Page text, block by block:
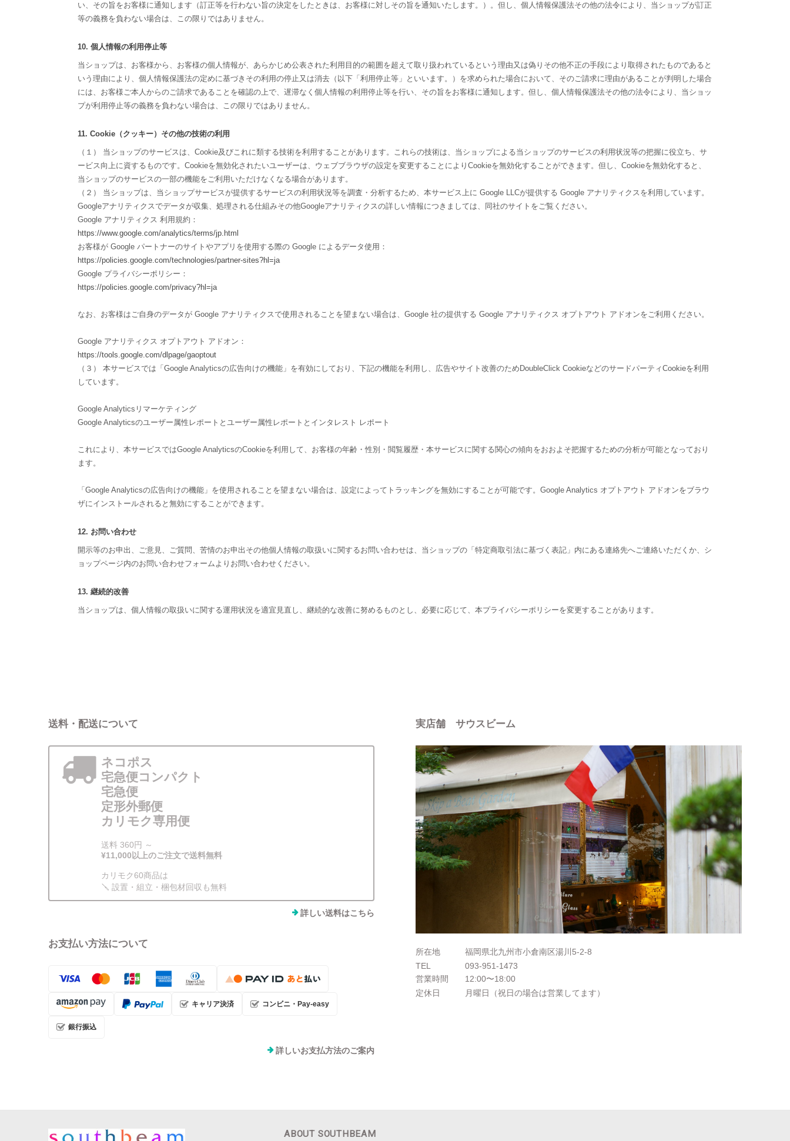
い、その旨をお客様に通知します（訂正等を行わない旨の決定をしたときは、お客様に対しその旨を通知いたします。）。但し、個人情報保護法その他の法令により、当ショップが訂正
等の義務を負わない場合は、この限りではありません。
10. 個人情報の利用停止等
当ショップは、お客様から、お客様の個人情報が、あらかじめ公表された利用目的の範囲を超えて取り扱われているという理由又は偽りその他不正の手段により取得されたものであると
いう理由により、個人情報保護法の定めに基づきその利用の停止又は消去（以下「利用停止等」といいます。）を求められた場合において、そのご請求に理由があることが判明した場合
には、お客様ご本人からのご請求であることを確認の上で、遅滞なく個人情報の利用停止等を行い、その旨をお客様に通知します。但し、個人情報保護法その他の法令により、当ショッ
プが利用停止等の義務を負わない場合は、この限りではありません。
11. Cookie（クッキー）その他の技術の利用
（１） 当ショップのサービスは、Cookie及びこれに類する技術を利用することがあります。これらの技術は、当ショップによる当ショップのサービスの利用状況等の把握に役立ち、サ
ービス向上に資するものです。Cookieを無効化されたいユーザーは、ウェブブラウザの設定を変更することによりCookieを無効化することができます。但し、Cookieを無効化すると、
当ショップのサービスの一部の機能をご利用いただけなくなる場合があります。
（２） 当ショップは、当ショップサービスが提供するサービスの利用状況等を調査・分析するため、本サービス上に Google LLCが提供する Google アナリティクスを利用しています。
Googleアナリティクスでデータが収集、処理される仕組みその他Googleアナリティクスの詳しい情報につきましては、同社のサイトをご覧ください。
Google アナリティクス 利用規約：
https://www.google.com/analytics/terms/jp.html
お客様が Google パートナーのサイトやアプリを使用する際の Google によるデータ使用：
https://policies.google.com/technologies/partner-sites?hl=ja
Google プライバシーポリシー：
https://policies.google.com/privacy?hl=ja
なお、お客様はご自身のデータが Google アナリティクスで使用されることを望まない場合は、Google 社の提供する Google アナリティクス オプトアウト アドオンをご利用ください。
Google アナリティクス オプトアウト アドオン：
https://tools.google.com/dlpage/gaoptout
（３） 本サービスでは「Google Analyticsの広告向けの機能」を有効にしており、下記の機能を利用し、広告やサイト改善のためDoubleClick CookieなどのサードパーティCookieを利用
しています。
Google Analyticsリマーケティング
Google Analyticsのユーザー属性レポートとユーザー属性レポートとインタレスト レポート
これにより、本サービスではGoogle AnalyticsのCookieを利用して、お客様の年齢・性別・閲覧履歴・本サービスに関する関心の傾向をおおよそ把握するための分析が可能となっており
ます。
「Google Analyticsの広告向けの機能」を使用されることを望まない場合は、設定によってトラッキングを無効にすることが可能です。Google Analytics オプトアウト アドオンをブラウ
ザにインストールされると無効にすることができます。
12. お問い合わせ
開示等のお申出、ご意見、ご質問、苦情のお申出その他個人情報の取扱いに関するお問い合わせは、当ショップの「特定商取引法に基づく表記」内にある連絡先へご連絡いただくか、シ
ョップページ内のお問い合わせフォームよりお問い合わせください。
13. 継続的改善
当ショップは、個人情報の取扱いに関する運用状況を適宜見直し、継続的な改善に努めるものとし、必要に応じて、本プライバシーポリシーを変更することがあります。
送料・配送について
ネコポス
宅急便コンパクト
宅急便
定形外郵便
カリモク専用便
送料 360円 ～
¥11,000以上のご注文で送料無料
カリモク60商品は
🪛 設置・組立・梱包材回収も無料
詳しい送料はこちら
お支払い方法について
キャリア決済 コンビニ・Pay-easy
銀行振込
詳しいお支払方法のご案内
実店舗 サウスビーム
所在地
福岡県北九州市小倉南区湯川5-2-8
TEL
093-951-1473
営業時間
12:00〜18:00
定休日
月曜日（祝日の場合は営業してます）
ABOUT SOUTHBEAM